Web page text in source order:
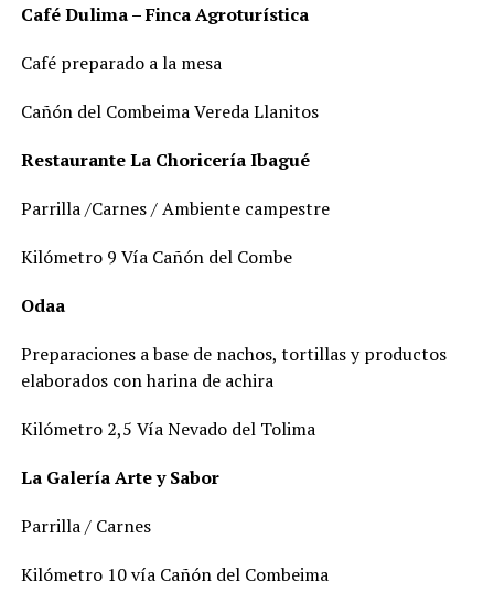
Café Dulima – Finca Agroturística
Café preparado a la mesa
Cañón del Combeima Vereda Llanitos
Restaurante La Choricería Ibagué
Parrilla /Carnes / Ambiente campestre
Kilómetro 9 Vía Cañón del Combe
Odaa
Preparaciones a base de nachos, tortillas y productos
elaborados con harina de achira
Kilómetro 2,5 Vía Nevado del Tolima
La Galería Arte y Sabor
Parrilla / Carnes
Kilómetro 10 vía Cañón del Combeima